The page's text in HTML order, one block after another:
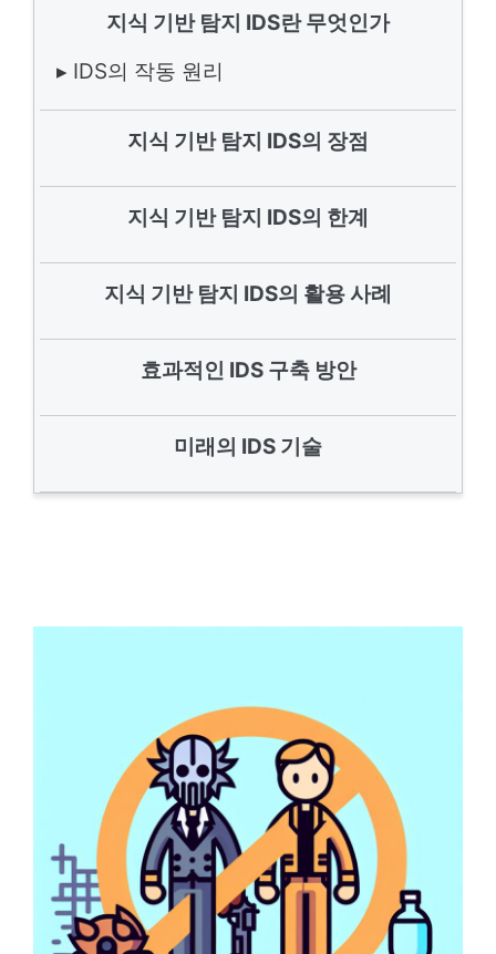
지식 기반 탐지 IDS란 무엇인가
▸ IDS의 작동 원리
지식 기반 탐지 IDS의 장점
지식 기반 탐지 IDS의 한계
지식 기반 탐지 IDS의 활용 사례
효과적인 IDS 구축 방안
미래의 IDS 기술